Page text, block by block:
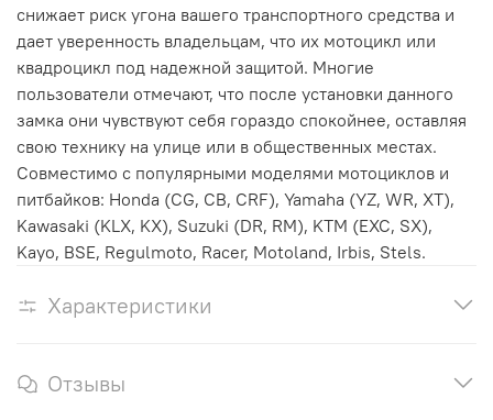
снижает риск угона вашего транспортного средства и
дает уверенность владельцам, что их мотоцикл или
квадроцикл под надежной защитой. Многие
пользователи отмечают, что после установки данного
замка они чувствуют себя гораздо спокойнее, оставляя
свою технику на улице или в общественных местах.
Совместимо с популярными моделями мотоциклов и
питбайков: Honda (CG, CB, CRF), Yamaha (YZ, WR, XT),
Kawasaki (KLX, KX), Suzuki (DR, RM), KTM (EXC, SX),
Kayo, BSE, Regulmoto, Racer, Motoland, Irbis, Stels.
Характеристики
Отзывы